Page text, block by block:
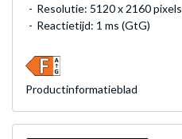
Resolutie: 5120 x 2160 pixels
Reactietijd: 1 ms (GtG)
Product­informatieblad